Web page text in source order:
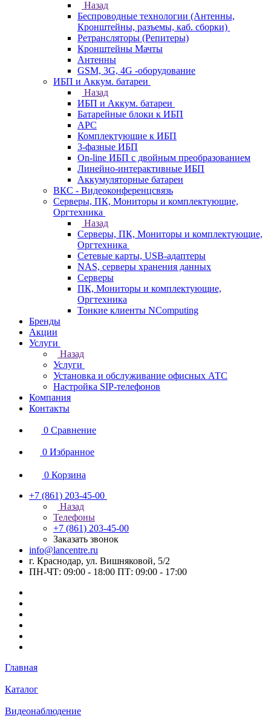
Назад
Беспроводные технологии (Антенны,
Кронштейны, разъемы, каб. сборки)
Ретрансляторы (Репитеры)
Кронштейны Мачты
Антенны
GSM, 3G, 4G -оборудование
ИБП и Аккум. батареи
Назад
ИБП и Аккум. батареи
Батарейные блоки к ИБП
APC
Комплектующие к ИБП
3-фазные ИБП
On-line ИБП с двойным преобразованием
Линейно-интерактивные ИБП
Аккумуляторные батареи
ВКС - Видеоконференцсвязь
Серверы, ПК, Мониторы и комплектующие,
Оргтехника
Назад
Серверы, ПК, Мониторы и комплектующие,
Оргтехника
Сетевые карты, USB-адаптеры
NAS, серверы хранения данных
Серверы
ПК, Мониторы и комплектующие,
Оргтехника
Тонкие клиенты NComputing
Бренды
Акции
Услуги
Назад
Услуги
Установка и обслуживание офисных АТС
Настройка SIP-телефонов
Компания
Контакты
0 Сравнение
0 Избранное
0 Корзина
+7 (861) 203-45-00
Назад
Телефоны
+7 (861) 203-45-00
Заказать звонок
info@lancentre.ru
г. Краснодар, ул. Вишняковой, 5/2
ПН-ЧТ: 09:00 - 18:00 ПТ: 09:00 - 17:00
Главная
Каталог
Видеонаблюдение